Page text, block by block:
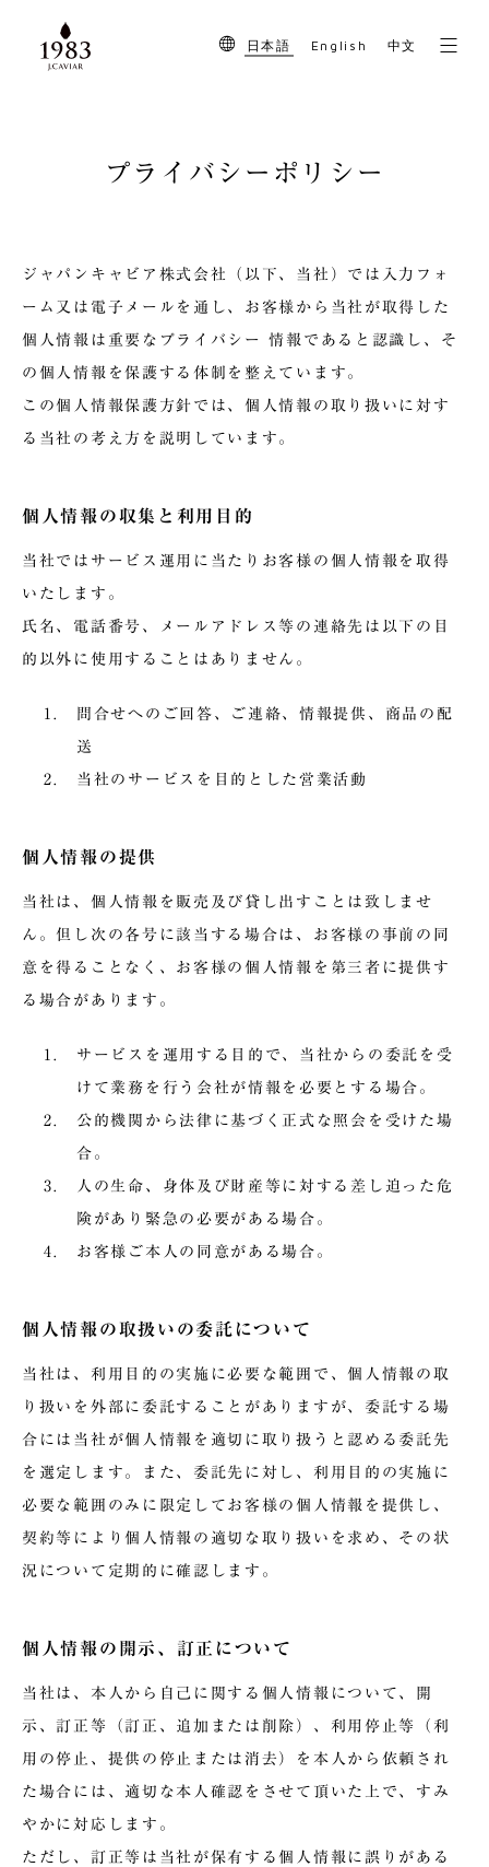
English
日本語 中文
プライバシーポリシー
ジャパンキャビア株式会社（以下、当社）では入力フォ
ーム又は電子メールを通し、お客様から当社が取得した
個人情報は重要なプライバシー 情報であると認識し、そ
の個人情報を保護する体制を整えています。
この個人情報保護方針では、個人情報の取り扱いに対す
る当社の考え方を説明しています。
個人情報の収集と利用目的
当社ではサービス運用に当たりお客様の個人情報を取得
いたします。
氏名、電話番号、メールアドレス等の連絡先は以下の目
的以外に使用することはありません。
問合せへのご回答、ご連絡、情報提供、商品の配
送
当社のサービスを目的とした営業活動
個人情報の提供
当社は、個人情報を販売及び貸し出すことは致しませ
ん。但し次の各号に該当する場合は、お客様の事前の同
意を得ることなく、お客様の個人情報を第三者に提供す
る場合があります。
サービスを運用する目的で、当社からの委託を受
けて業務を行う会社が情報を必要とする場合。
公的機関から法律に基づく正式な照会を受けた場
合。
人の生命、身体及び財産等に対する差し迫った危
険があり緊急の必要がある場合。
お客様ご本人の同意がある場合。
個人情報の取扱いの委託について
当社は、利用目的の実施に必要な範囲で、個人情報の取
り扱いを外部に委託することがありますが、委託する場
合には当社が個人情報を適切に取り扱うと認める委託先
を選定します。また、委託先に対し、利用目的の実施に
必要な範囲のみに限定してお客様の個人情報を提供し、
契約等により個人情報の適切な取り扱いを求め、その状
況について定期的に確認します。
個人情報の開示、訂正について
当社は、本人から自己に関する個人情報について、開
示、訂正等（訂正、追加または削除）、利用停止等（利
用の停止、提供の停止または消去）を本人から依頼され
た場合には、適切な本人確認をさせて頂いた上で、すみ
やかに対応します。
ただし、訂正等は当社が保有する個人情報に誤りがある